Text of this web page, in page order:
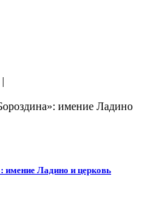
|
имение Ладино
Ладино и церковь